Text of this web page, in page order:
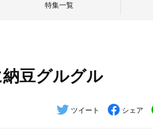
の暮らし 中川政七商店のひと
特集一覧
豆グルグル
ツイート シェア